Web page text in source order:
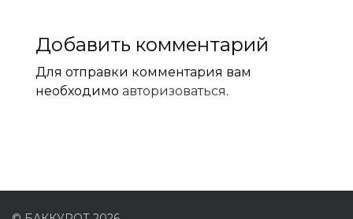
Добавить комментарий
Для отправки комментария вам
необходимо авторизоваться.